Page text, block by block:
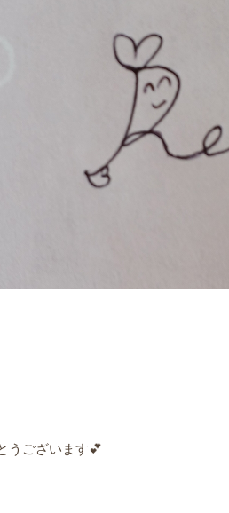
うございます💕